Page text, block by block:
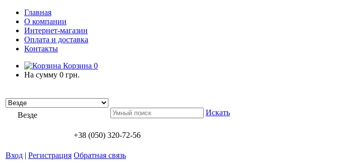
Главная
О компании
Интернет-магазин
Оплата и доставка
Контакты
Корзина 0
На сумму 0 грн.
Везде Искать
+38 (050) 320-72-56
Вход | Регистрация Обратная связь